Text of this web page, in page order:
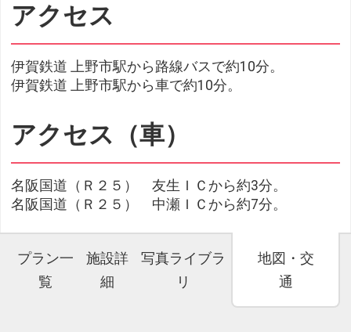
アクセス
伊賀鉄道 上野市駅から路線バスで約10分。
伊賀鉄道 上野市駅から車で約10分。
アクセス（車）
名阪国道（Ｒ２５） 友生ＩＣから約3分。
名阪国道（Ｒ２５） 中瀬ＩＣから約7分。
プラン一
覧
施設詳
細
写真ライブラ
リ
地図・交
通